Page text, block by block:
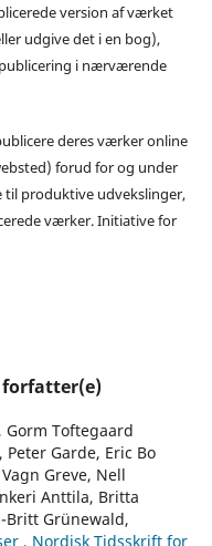
version af værket
udgive det i en bog),
i nærværende
deres værker online
forud for og under
til produktive udvekslinger,
værker. Initiative for
Gorm Toftegaard
Garde, Eric Bo
Greve, Nell
Anttila, Britta
Britt Grünewald,
, Nordisk Tidsskrift for